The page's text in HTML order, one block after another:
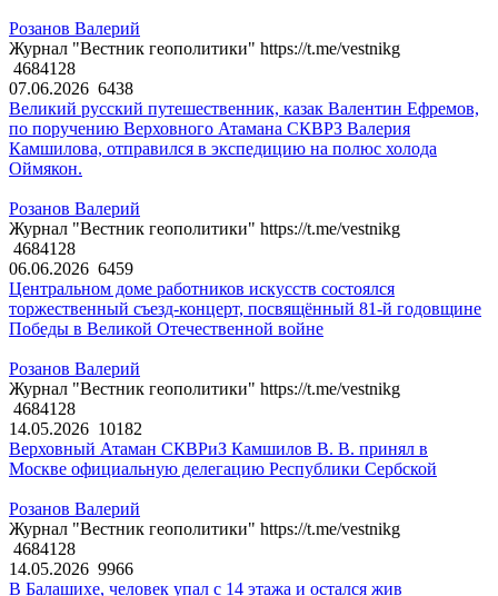
Розанов Валерий
Журнал "Вестник геополитики" https://t.me/vestnikg
4684128
07.06.2026 6438
Великий русский путешественник, казак Валентин Ефремов,
по поручению Верховного Атамана СКВРЗ Валерия
Камшилова, отправился в экспедицию на полюс холода
Оймякон.
Розанов Валерий
Журнал "Вестник геополитики" https://t.me/vestnikg
4684128
06.06.2026 6459
Центральном доме работников искусств состоялся
торжественный съезд-концерт, посвящённый 81-й годовщине
Победы в Великой Отечественной войне
Розанов Валерий
Журнал "Вестник геополитики" https://t.me/vestnikg
4684128
14.05.2026 10182
Верховный Атаман СКВРиЗ Камшилов В. В. принял в
Москве официальную делегацию Республики Сербской
Розанов Валерий
Журнал "Вестник геополитики" https://t.me/vestnikg
4684128
14.05.2026 9966
В Балашихе, человек упал с 14 этажа и остался жив